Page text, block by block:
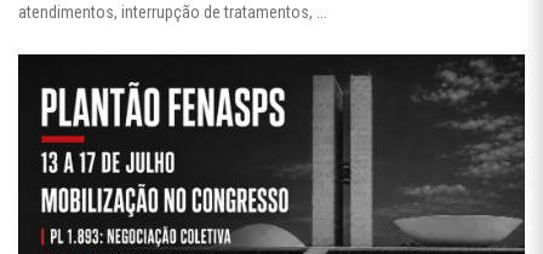
atendimentos, interrupção de tratamentos, ...